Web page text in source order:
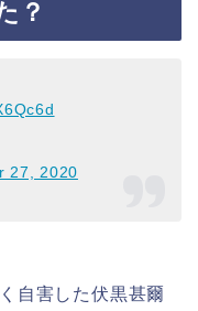
？
27, 2020
自害した伏黒甚爾